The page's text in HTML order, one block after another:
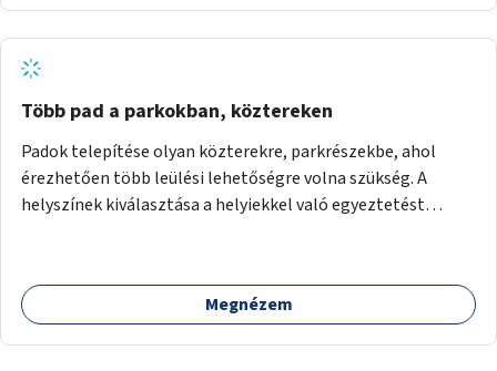
Több pad a parkokban, köztereken
Padok telepítése olyan közterekre, parkrészekbe, ahol
érezhetően több leülési lehetőségre volna szükség. A
helyszínek kiválasztása a helyiekkel való egyeztetést
Megnézem